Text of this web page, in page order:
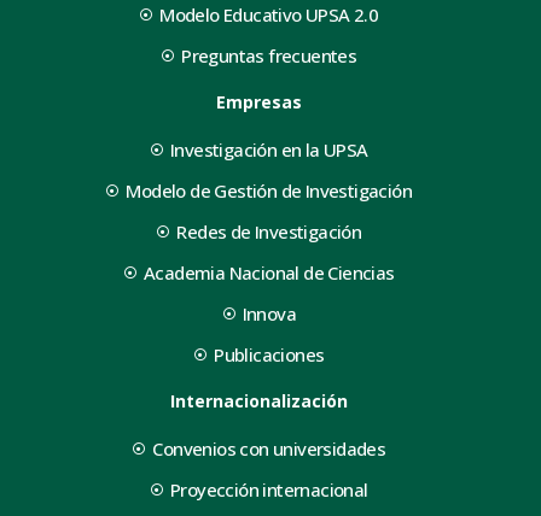
Modelo Educativo UPSA 2.0
Preguntas frecuentes
Empresas
Investigación en la UPSA
Modelo de Gestión de Investigación
Redes de Investigación
Academia Nacional de Ciencias
Innova
Publicaciones
Internacionalización
Convenios con universidades
Proyección internacional